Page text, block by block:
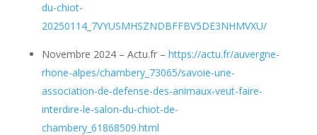
du-chiot-
20250114_7VYUSMHSZNDBFFBV5DE3NHMVXU/
Novembre 2024 – Actu.fr – https://actu.fr/auvergne-
rhone-alpes/chambery_73065/savoie-une-
association-de-defense-des-animaux-veut-faire-
interdire-le-salon-du-chiot-de-
chambery_61868509.html